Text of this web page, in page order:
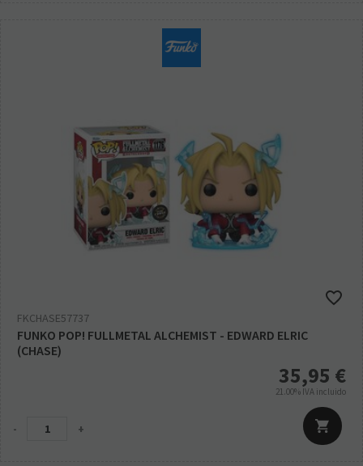
FKCHASE57737
FUNKO POP! FULLMETAL ALCHEMIST - EDWARD ELRIC
(CHASE)
35,95 €
21.00% IVA incluido
- +